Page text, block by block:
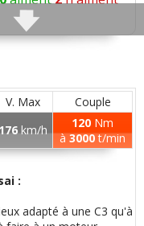
n'aiment pas
pas
4
:2aiment
V. Max
Couple
km/h 120 Nm
à3000t/min
:
adapté à une C3 qu'à